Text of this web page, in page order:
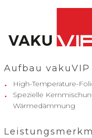
Aufbau vakuVIP
High-Temperature-
Spezielle
Wärmedämmung